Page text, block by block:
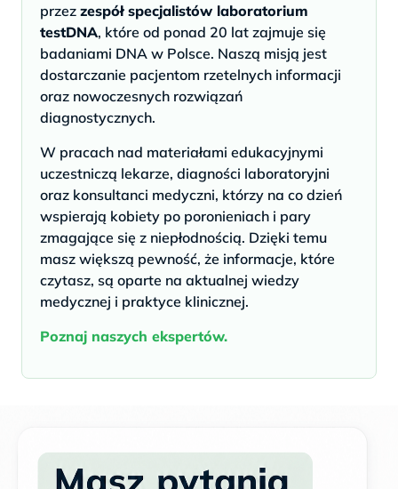
przez zespół specjalistów laboratorium
testDNA, które od ponad 20 lat zajmuje się
badaniami DNA w Polsce. Naszą misją jest
dostarczanie pacjentom rzetelnych informacji
oraz nowoczesnych rozwiązań
diagnostycznych.
W pracach nad materiałami edukacyjnymi
uczestniczą lekarze, diagności laboratoryjni
oraz konsultanci medyczni, którzy na co dzień
wspierają kobiety po poronieniach i pary
zmagające się z niepłodnością. Dzięki temu
masz większą pewność, że informacje, które
czytasz, są oparte na aktualnej wiedzy
medycznej i praktyce klinicznej.
Poznaj naszych ekspertów.